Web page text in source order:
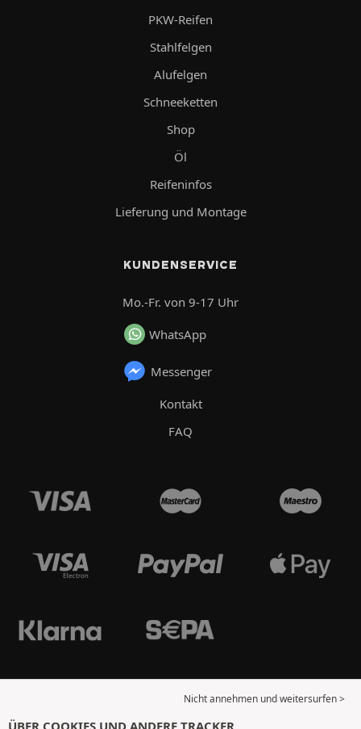
PKW-Reifen
Stahlfelgen
Alufelgen
Schneeketten
Shop
Öl
Reifeninfos
Lieferung und Montage
KUNDENSERVICE
Mo.-Fr. von 9-17 Uhr
WhatsApp
Messenger
Kontakt
FAQ
Nicht annehmen und weitersurfen >
ÜBER COOKIES UND ANDERE TRACKER